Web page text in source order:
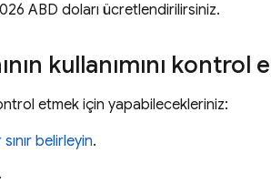
ABD doları ücretlendirilirsiniz.
kullanımını kontrol
etmek için yapabilecekleriniz:
belirleyin.
.